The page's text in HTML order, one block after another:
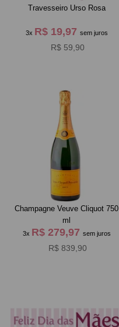
Travesseiro Urso Rosa
3x R$ 19,97 sem juros
R$ 59,90
Champagne Veuve Cliquot 750
ml
3x R$ 279,97 sem juros
R$ 839,90